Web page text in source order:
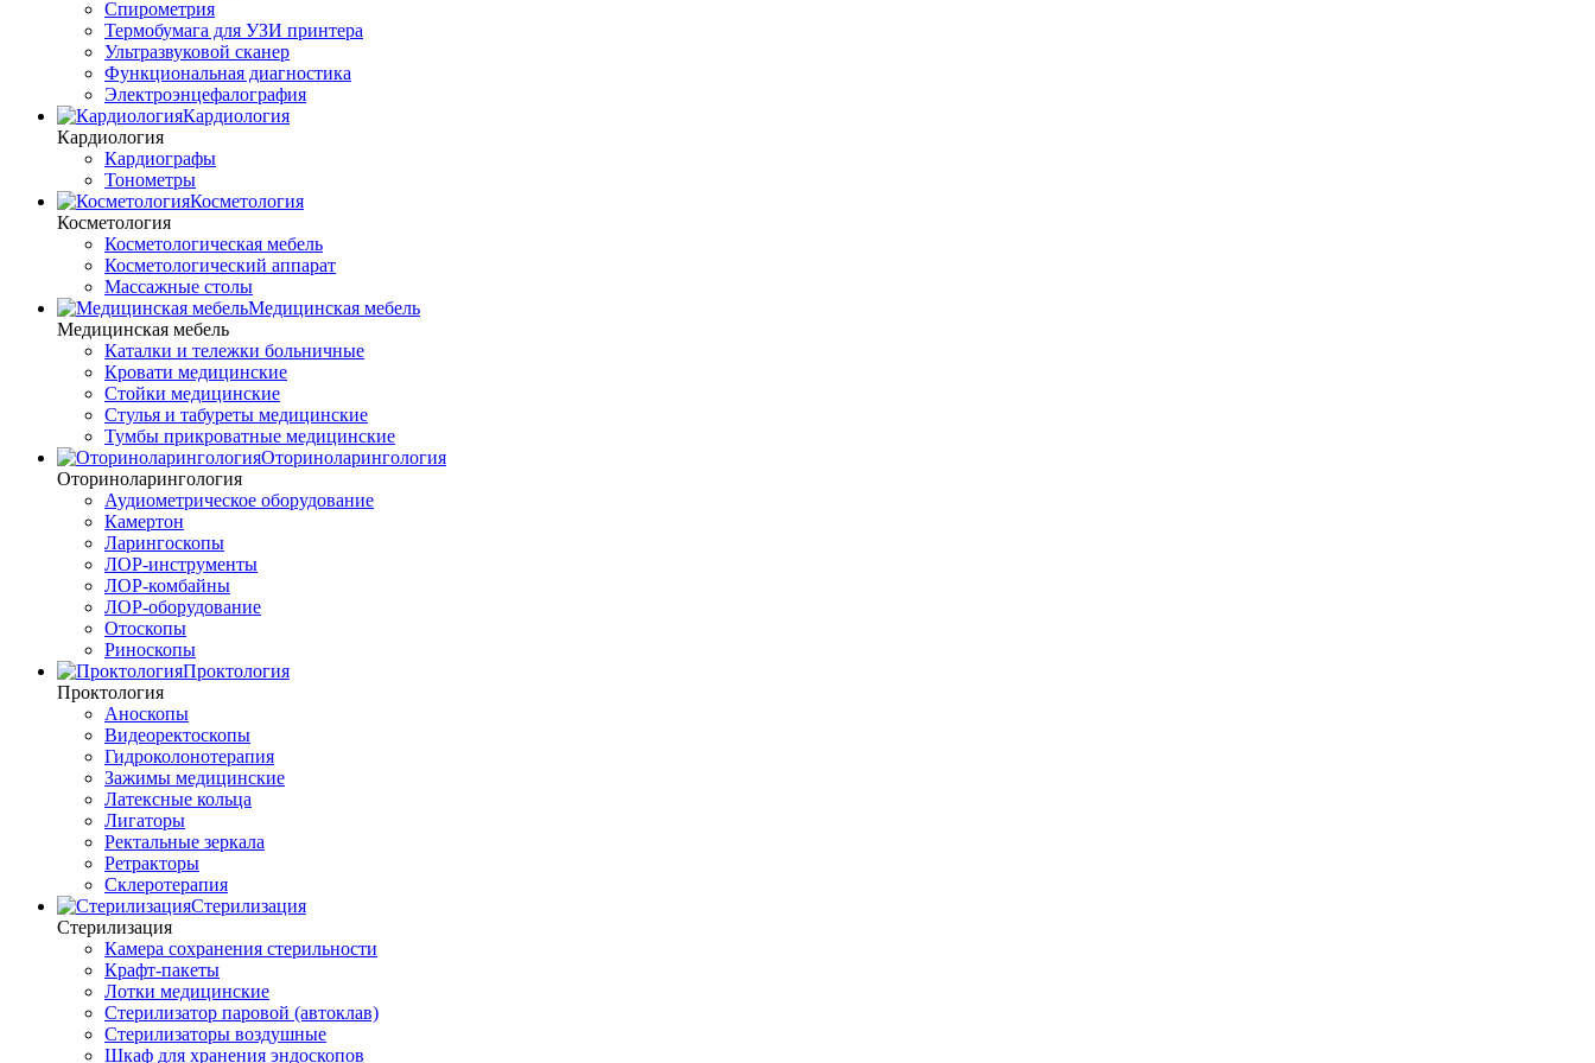
Спирометрия
Термобумага для УЗИ принтера
Ультразвуковой сканер
Функциональная диагностика
Электроэнцефалография
Кардиология
Кардиология
Кардиографы
Тонометры
Косметология
Косметология
Косметологическая мебель
Косметологический аппарат
Массажные столы
Медицинская мебель
Медицинская мебель
Каталки и тележки больничные
Кровати медицинские
Стойки медицинские
Стулья и табуреты медицинские
Тумбы прикроватные медицинские
Оториноларингология
Оториноларингология
Аудиометрическое оборудование
Камертон
Ларингоскопы
ЛОР-инструменты
ЛОР-комбайны
ЛОР-оборудование
Отоскопы
Риноскопы
Проктология
Проктология
Аноскопы
Видеоректоскопы
Гидроколонотерапия
Зажимы медицинские
Латексные кольца
Лигаторы
Ректальные зеркала
Ретракторы
Склеротерапия
Стерилизация
Стерилизация
Камера сохранения стерильности
Крафт-пакеты
Лотки медицинские
Стерилизатор паровой (автоклав)
Стерилизаторы воздушные
Шкаф для хранения эндоскопов